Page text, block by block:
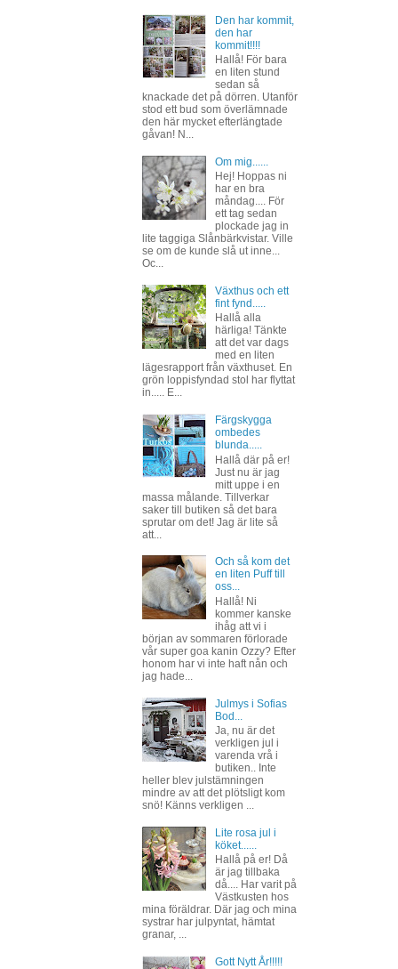
Den har kommit,
den har
kommit!!!!
Hallå! För bara
en liten stund
sedan så
knackade det på dörren. Utanför
stod ett bud som överlämnade
den här mycket efterlängtade
gåvan! N...
Om mig......
Hej! Hoppas ni
har en bra
måndag.... För
ett tag sedan
plockade jag in
lite taggiga Slånbärkvistar. Ville
se om de kunde slå ut inne...
Oc...
Växthus och ett
fint fynd.....
Hallå alla
härliga! Tänkte
att det var dags
med en liten
lägesrapport från växthuset. En
grön loppisfyndad stol har flyttat
in..... E...
Färgskygga
ombedes
blunda.....
Hallå där på er!
Just nu är jag
mitt uppe i en
massa målande. Tillverkar
saker till butiken så det bara
sprutar om det! Jag är lite så
att...
Och så kom det
en liten Puff till
oss...
Hallå! Ni
kommer kanske
ihåg att vi i
början av sommaren förlorade
vår super goa kanin Ozzy? Efter
honom har vi inte haft nån och
jag hade...
Julmys i Sofias
Bod...
Ja, nu är det
verkligen jul i
varenda vrå i
butiken.. Inte
heller blev julstämningen
mindre av att det plötsligt kom
snö! Känns verkligen ...
Lite rosa jul i
köket......
Hallå på er! Då
är jag tillbaka
då.... Har varit på
Västkusten hos
mina föräldrar. Där jag och mina
systrar har julpyntat, hämtat
granar, ...
Gott Nytt År!!!!!